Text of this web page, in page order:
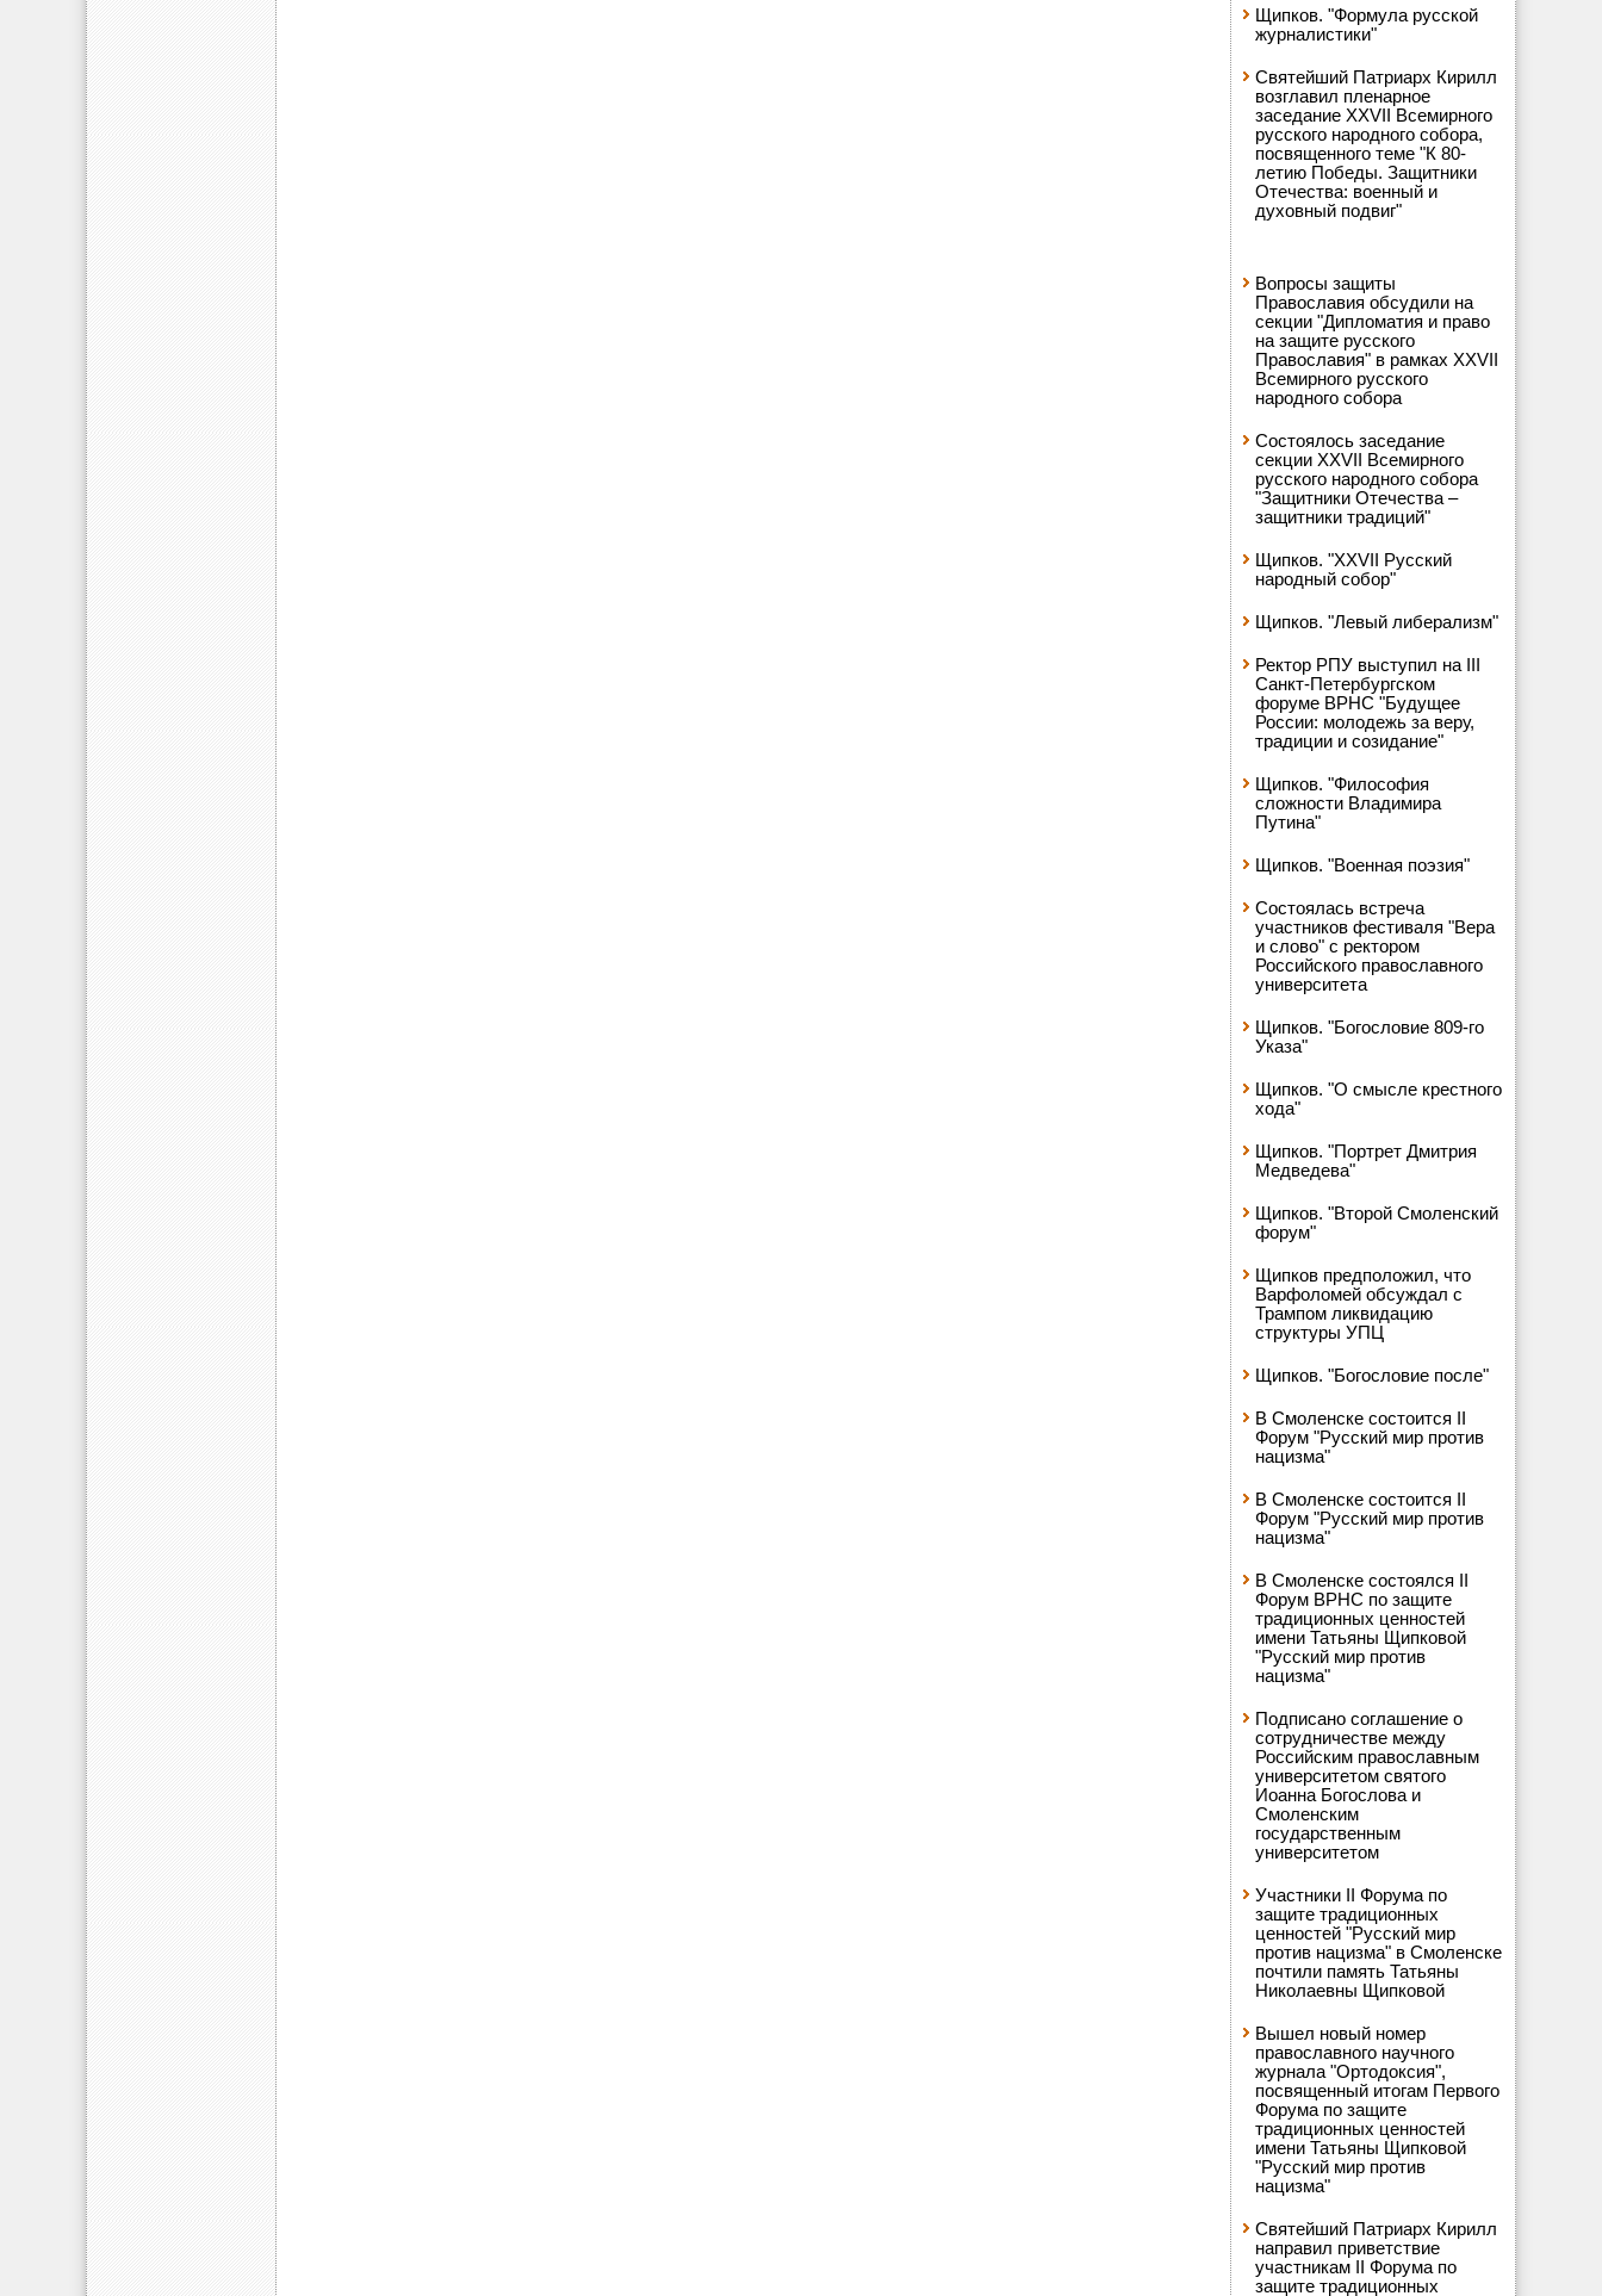
Щипков. "Формула русской
журналистики"
Святейший Патриарх Кирилл
возглавил пленарное
заседание XXVII Всемирного
русского народного собора,
посвященного теме "К 80-
летию Победы. Защитники
Отечества: военный и
духовный подвиг"
Вопросы защиты
Православия обсудили на
секции "Дипломатия и право
на защите русского
Православия" в рамках XXVII
Всемирного русского
народного собора
Состоялось заседание
секции XXVII Всемирного
русского народного собора
"Защитники Отечества –
защитники традиций"
Щипков. "XXVII Русский
народный собор"
Щипков. "Левый либерализм"
Ректор РПУ выступил на III
Санкт-Петербургском
форуме ВРНС "Будущее
России: молодежь за веру,
традиции и созидание"
Щипков. "Философия
сложности Владимира
Путина"
Щипков. "Военная поэзия"
Состоялась встреча
участников фестиваля "Вера
и слово" с ректором
Российского православного
университета
Щипков. "Богословие 809-го
Указа"
Щипков. "О смысле крестного
хода"
Щипков. "Портрет Дмитрия
Медведева"
Щипков. "Второй Смоленский
форум"
Щипков предположил, что
Варфоломей обсуждал с
Трампом ликвидацию
структуры УПЦ
Щипков. "Богословие после"
В Смоленске состоится II
Форум "Русский мир против
нацизма"
В Смоленске состоится II
Форум "Русский мир против
нацизма"
В Смоленске состоялся II
Форум ВРНС по защите
традиционных ценностей
имени Татьяны Щипковой
"Русский мир против
нацизма"
Подписано соглашение о
сотрудничестве между
Российским православным
университетом святого
Иоанна Богослова и
Смоленским
государственным
университетом
Участники II Форума по
защите традиционных
ценностей "Русский мир
против нацизма" в Смоленске
почтили память Татьяны
Николаевны Щипковой
Вышел новый номер
православного научного
журнала "Ортодоксия",
посвященный итогам Первого
Форума по защите
традиционных ценностей
имени Татьяны Щипковой
"Русский мир против
нацизма"
Святейший Патриарх Кирилл
направил приветствие
участникам II Форума по
защите традиционных